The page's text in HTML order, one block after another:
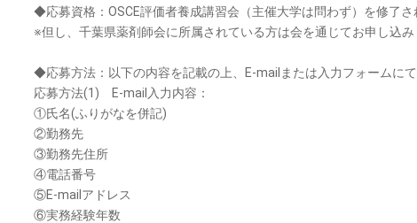
◆応募資格：OSCE評価者養成講習会（主催大学は問わず）を修了
※但し、千葉県薬剤師会に所属されている方は会を通じてお申し込み
◆応募方法：以下の内容を記載の上、E-mailまたは入力フォームにて
応募方法(1) E-mail入力内容：
①氏名(ふりがなを併記)
②勤務先
③勤務先住所
④電話番号
⑤E-mailアドレス
⑥実務経験年数